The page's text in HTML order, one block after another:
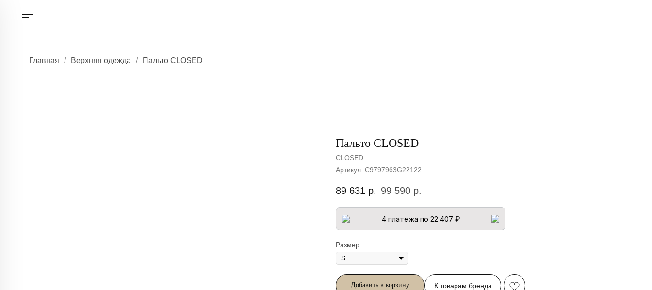
Главная / Верхняя одежда / Пальто CLOSED
Пальто CLOSED
CLOSED
Артикул: C9797963G22122
89 631 р. 99 590 р.
4 платежа по 22 407 ₽
Размер
Добавить в корзину К товарам бренда